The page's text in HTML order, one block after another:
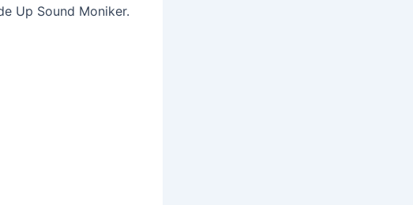
Up Sound Moniker.